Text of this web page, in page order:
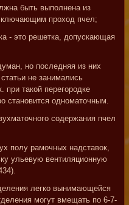
быть выполнена из
проход пчел;
- это решетка, допускающая
но последняя из них
не занимались
такой перегородке
становится одноматочным.
содержания пчел
полу рамочных надставок,
ульевую вентиляционную
легко вынимающейся
могут вмещать по 6-7-